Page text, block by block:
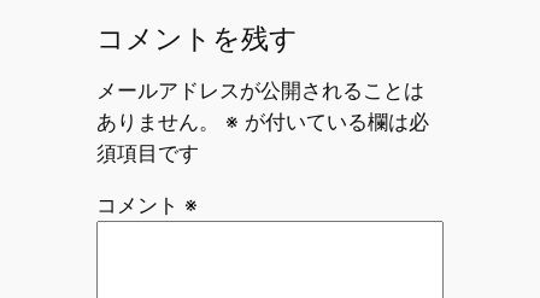
コメントを残す
メールアドレスが公開されることは
ありません。
※ が付いている欄は必
須項目です
コメント ※